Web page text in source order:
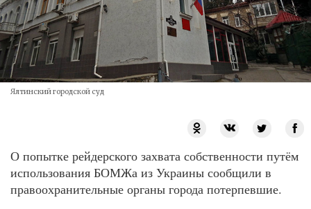
Ялтинский городской суд
О попытке рейдерского захвата собственности путём
использования БОМЖа из Украины сообщили в
правоохранительные органы города потерпевшие.